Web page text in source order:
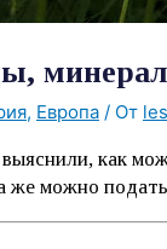
, Европа / От
как
же можно